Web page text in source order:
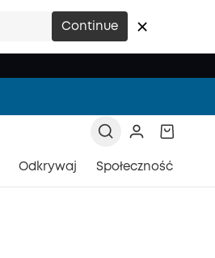
Continue
Odkrywaj Społeczność